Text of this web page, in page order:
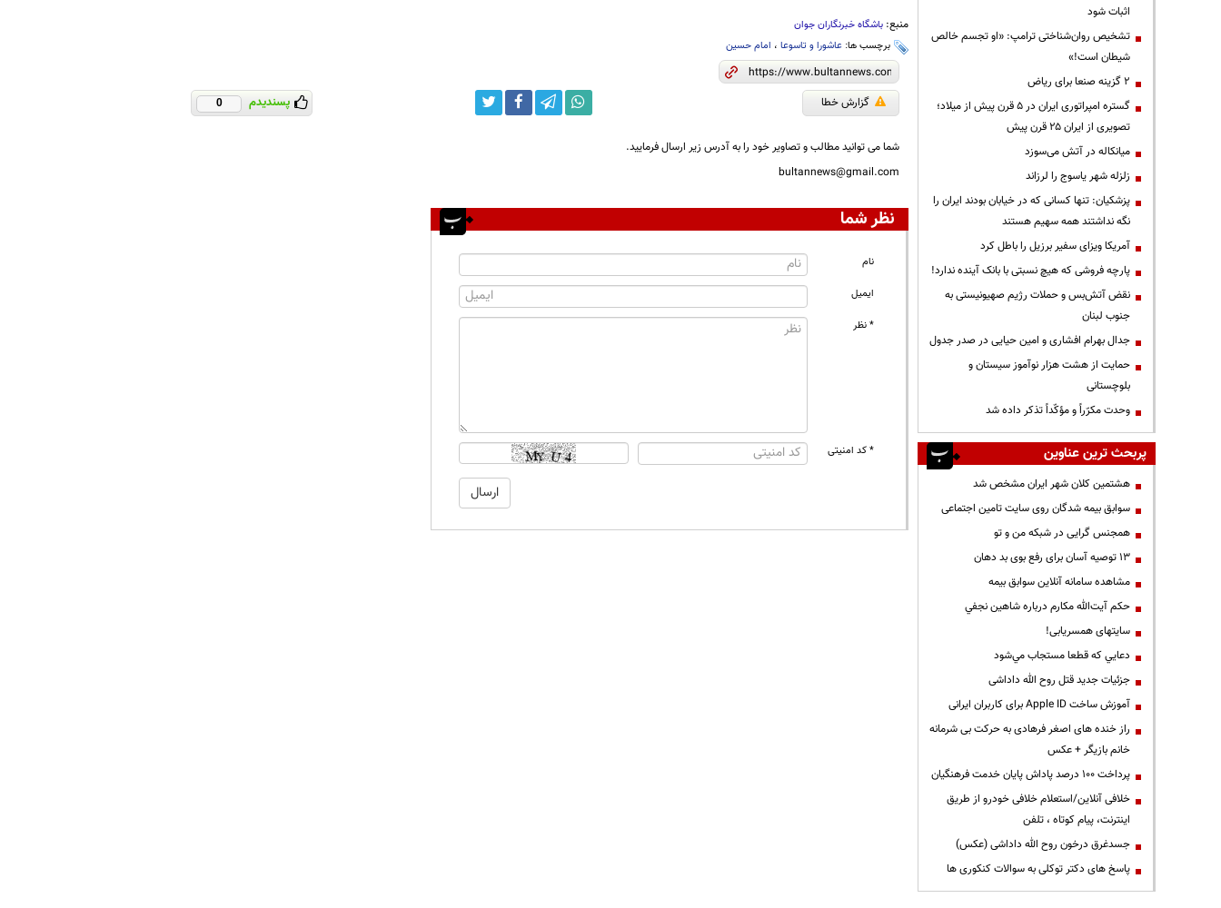
منبع: باشگاه خبرنگاران جوان
برچسب ها: عاشورا و تاسوعا، امام حسین
گزارش خطا پسندیدم 0
شما می توانید مطالب و تصاویر خود را به آدرس زیر ارسال فرمایید.
bultannews@gmail.com
نظر شما
نام
ایمیل
* نظر
* کد امنیتی
اثبات شود
تشخیص روان‌شناختی ترامپ: «او تجسم خالص
شیطان است!»
۲ گزینه صنعا برای ریاض
گستره امپراتوری ایران در ۵ قرن پیش از میلاد؛
تصویری از ایران ۲۵ قرن پیش
میانکاله در آتش می‌سوزد
زلزله شهر یاسوج را لرزاند
پزشکیان: تنها کسانی که در خیابان بودند ایران را
نگه نداشتند همه سهیم هستند
آمریکا ویزای سفیر برزیل را باطل کرد
پارچه فروشی که هیچ نسبتی با بانک آینده ندارد!
نقض آتش‌بس و حملات رژیم صهیونیستی به
جنوب لبنان
جدال بهرام افشاری و امین حیایی در صدر جدول
حمایت از هشت هزار نوآموز سیستان و
بلوچستانی
وحدت مکرّراً و مؤکّداً تذکر داده شد
پربحث ترین عناوین
هشتمین کلان شهر ایران مشخص شد
سوابق بیمه شدگان روی سایت تامین اجتماعی
همجنس گرایی در شبکه من و تو
13 توصیه آسان برای رفع بوی بد دهان
مشاهده سامانه آنلاين سوابق بیمه
حكم آيت‌الله مكارم درباره شاهين نجفي
سایتهای همسریابی!
دعايي كه قطعا مستجاب مي‌شود
جزئیات جدید قتل روح الله داداشی
آموزش ساخت Apple ID برای کاربران ایرانی
راز خنده های اصغر فرهادی به حرکت بی شرمانه
خانم بازیگر + عکس
پرداخت ۱۰۰ درصد پاداش پایان خدمت فرهنگیان
خلافی آنلاین/استعلام خلافی خودرو از طریق
اینترنت، پیام کوتاه ، تلفن
جسدغرق درخون روح الله داداشی (عکس)
پاسخ های دکتر توکلی به سوالات کنکوری ها